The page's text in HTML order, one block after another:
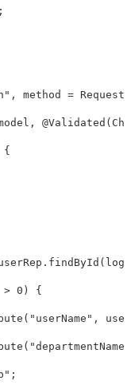
;
, method =
, @Validated (
{
. findById (
> 0 ) {
( "userName" ,
( "departmentName"
;